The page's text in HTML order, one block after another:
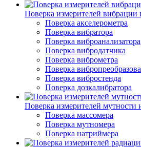
Поверка измерителей вибрации
Поверка акселерометра
Поверка вибратора
Поверка виброанализатора
Поверка вибродатчика
Поверка виброметра
Поверка
Поверка вибростенда
Поверка дозкалибратора
Поверка измерителей мутности
Поверка массомера
Поверка мутномера
Поверка натриймера